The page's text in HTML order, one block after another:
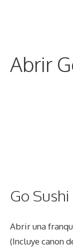
Abrir
Go Sushi
Abrir una
(Incluye canon